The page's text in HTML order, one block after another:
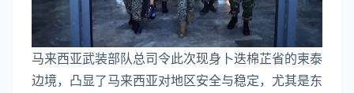
马来西亚武装部队总司令此次现身卜迭棉芷省的柬泰
边境，凸显了马来西亚对地区安全与稳定，尤其是东